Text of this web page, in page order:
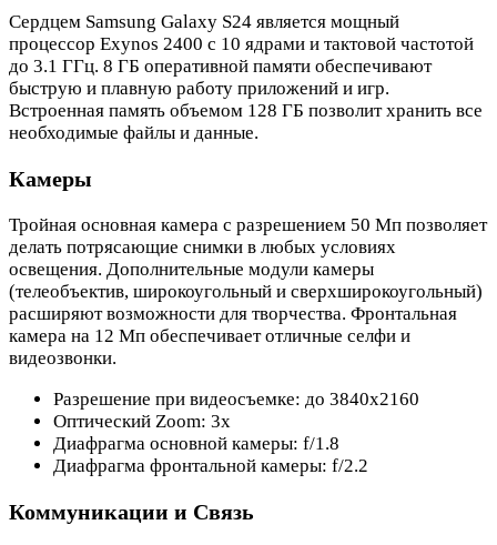
Сердцем Samsung Galaxy S24 является мощный
процессор Exynos 2400 с 10 ядрами и тактовой частотой
до 3.1 ГГц. 8 ГБ оперативной памяти обеспечивают
быструю и плавную работу приложений и игр.
Встроенная память объемом 128 ГБ позволит хранить все
необходимые файлы и данные.
Камеры
Тройная основная камера с разрешением 50 Мп позволяет
делать потрясающие снимки в любых условиях
освещения. Дополнительные модули камеры
(телеобъектив, широкоугольный и сверхширокоугольный)
расширяют возможности для творчества. Фронтальная
камера на 12 Мп обеспечивает отличные селфи и
видеозвонки.
Разрешение при видеосъемке: до 3840x2160
Оптический Zoom: 3x
Диафрагма основной камеры: f/1.8
Диафрагма фронтальной камеры: f/2.2
Коммуникации и Связь